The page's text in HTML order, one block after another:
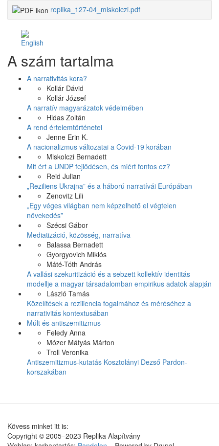
replika_127-04_miskolczi.pdf
Likeon
A szám tartalma
A narrativitás kora?
Kollár Dávid
Kollár József
A narratív magyarázatok védelmében
Hidas Zoltán
A rend értelemtörténetei
Jenne Erin K.
A nacionalizmus változatai a Covid-19 korában
Miskolczi Bernadett
Mit ért a UNDP fejlődésen, és miért fontos ez?
Reid Julian
„Reziliens Ukrajna” és a háború narratívái Európában
Zenovitz Lili
„Egy véges világban nem képzelhető el végtelen
növekedés”
Szécsi Gábor
Mediatizáció, közösség, narratíva
Balassa Bernadett
Gyorgyovich Miklós
Máté-Tóth András
A vallási szekuritizáció és a sebzett kollektív identitás
modellje a magyar társadalomban empirikus adatok alapján
László Tamás
Közelítések a reziliencia fogalmához és méréséhez a
narrativitás kontextusában
Múlt és antiszemitizmus
Feledy Anna
Mózer Mátyás Márton
Troll Veronika
Antiszemitizmus-kutatás Kosztolányi Dezső Pardon-
korszakában
Kövess minket itt is:
Copyright © 2005–2023 Replika Alapítvány